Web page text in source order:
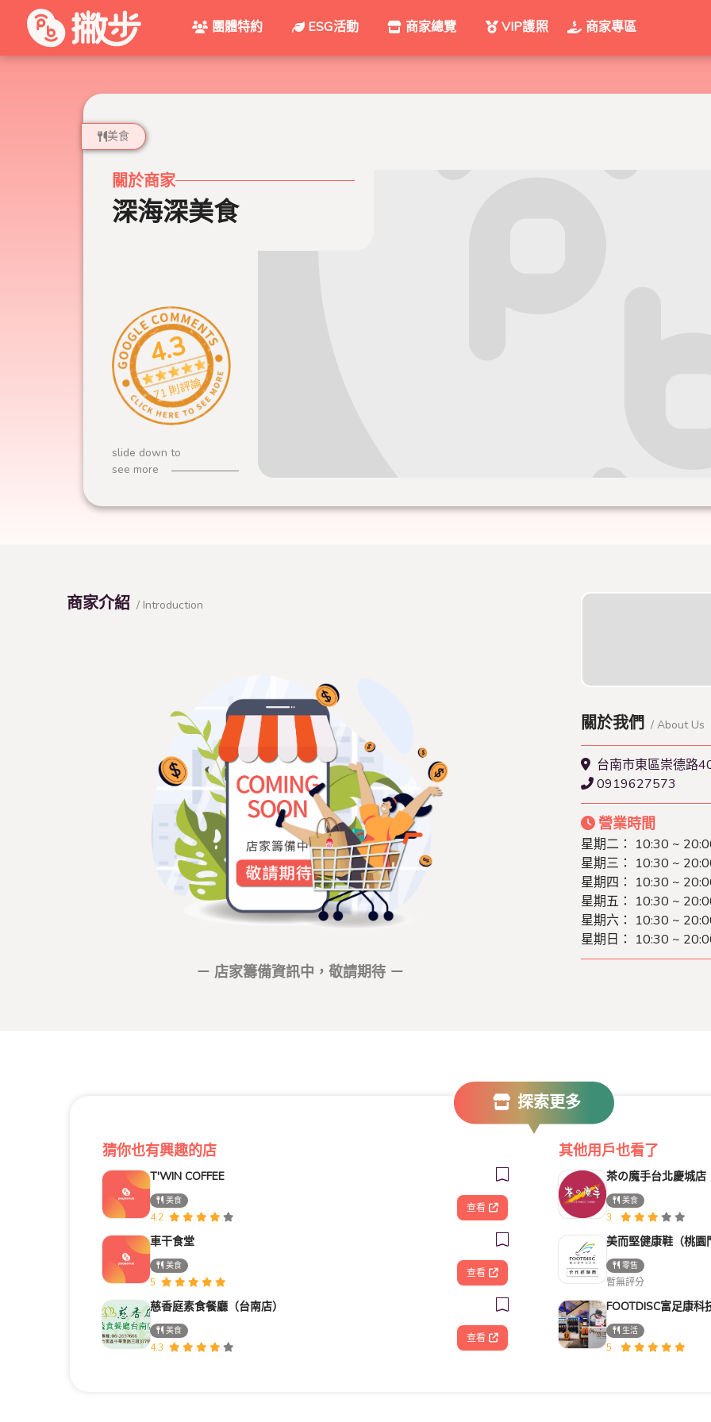
團體特約 ESG活動 商家總覽 VIP護照 商家專區
美食
關於商家
深海深美食
4.3
71 則評論
slide down to
see more
商家介紹 / Introduction
－ 店家籌備資訊中，敬請期待 －
關於我們 / About Us
台南市東區崇德路
0919627573
營業時間
星期二： 10:30 ~
星期三： 10:30 ~
星期四： 10:30 ~
星期五： 10:30 ~
星期六： 10:30 ~
星期日： 10:30 ~
探索更多
猜你也有興趣的店
T'WIN COFFEE
美食
4.2
查看
車干食堂
美食
5
查看
慈香庭素食餐廳（台南店）
美食
4.3
查看
其他用戶也看了
茶の魔手台北慶城店
美食
3
美而堅健康鞋（桃園
零售
暫無評分
生活
5